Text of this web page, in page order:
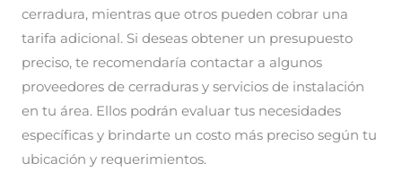
cerradura, mientras que otros pueden cobrar una
tarifa adicional. Si deseas obtener un presupuesto
preciso, te recomendaría contactar a algunos
proveedores de cerraduras y servicios de instalación
en tu área. Ellos podrán evaluar tus necesidades
específicas y brindarte un costo más preciso según tu
ubicación y requerimientos.